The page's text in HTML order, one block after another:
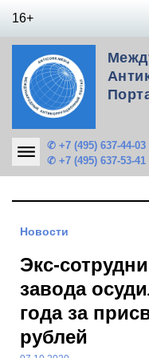
16+
✆ +7 (495) 637-44-03
✆ +7 (495) 637-53-41
Новости
Экс-
завода
года за
рублей